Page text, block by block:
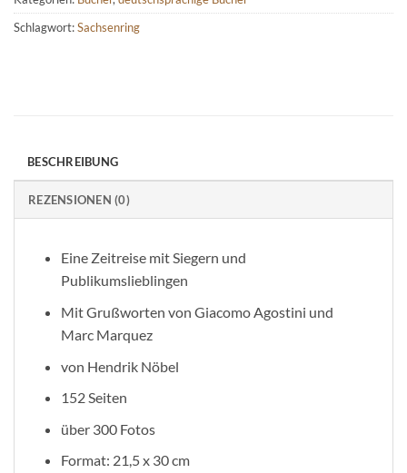
Schlagwort:Sachsenring
BESCHREIBUNG
REZENSIONEN (0)
Eine Zeitreise mit Siegern und
Publikumslieblingen
Mit Grußworten von Giacomo Agostini und
Marc Marquez
von Hendrik Nöbel
152 Seiten
über 300 Fotos
Format: 21,5 x 30 cm